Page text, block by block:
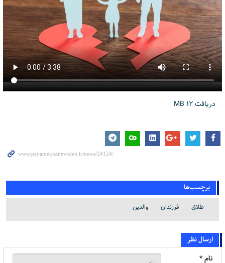
دریافت12 MB
برچسب‌ها
طلاق فرزندان والدین
ارسال نظر
نام *